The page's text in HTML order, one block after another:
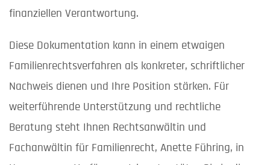
finanziellen Verantwortung.
Diese Dokumentation kann in einem etwaigen
Familienrechtsverfahren als konkreter, schriftlicher
Nachweis dienen und Ihre Position stärken. Für
weiterführende Unterstützung und rechtliche
Beratung steht Ihnen Rechtsanwältin und
Fachanwältin für Familienrecht, Anette Führing, in